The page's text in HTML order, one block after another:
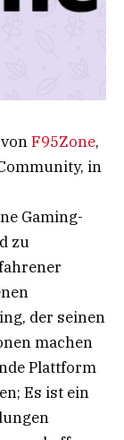
F95Zone,
in
Gaming-
zu
der seinen
machen
Plattform
Es ist ein